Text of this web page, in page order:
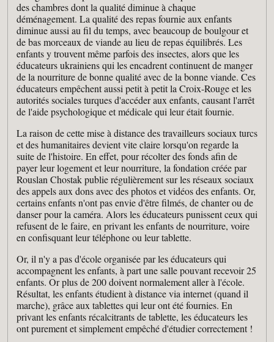
des chambres dont la qualité diminue à chaque
déménagement. La qualité des repas fournie aux enfants
diminue aussi au fil du temps, avec beaucoup de boulgour et
de bas morceaux de viande au lieu de repas équilibrés. Les
enfants y trouvent même parfois des insectes, alors que les
éducateurs ukrainiens qui les encadrent continuent de manger
de la nourriture de bonne qualité avec de la bonne viande. Ces
éducateurs empêchent aussi petit à petit la Croix-Rouge et les
autorités sociales turques d'accéder aux enfants, causant l'arrêt
de l'aide psychologique et médicale qui leur était fournie.
La raison de cette mise à distance des travailleurs sociaux turcs
et des humanitaires devient vite claire lorsqu'on regarde la
suite de l'histoire. En effet, pour récolter des fonds afin de
payer leur logement et leur nourriture, la fondation créée par
Rouslan Chostak publie régulièrement sur les réseaux sociaux
des appels aux dons avec des photos et vidéos des enfants. Or,
certains enfants n'ont pas envie d'être filmés, de chanter ou de
danser pour la caméra. Alors les éducateurs punissent ceux qui
refusent de le faire, en privant les enfants de nourriture, voire
en confisquant leur téléphone ou leur tablette.
Or, il n'y a pas d'école organisée par les éducateurs qui
accompagnent les enfants, à part une salle pouvant recevoir 25
enfants. Or plus de 200 doivent normalement aller à l'école.
Résultat, les enfants étudient à distance via internet (quand il
marche), grâce aux tablettes qui leur ont été fournies. En
privant les enfants récalcitrants de tablette, les éducateurs les
ont purement et simplement empêché d'étudier correctement !